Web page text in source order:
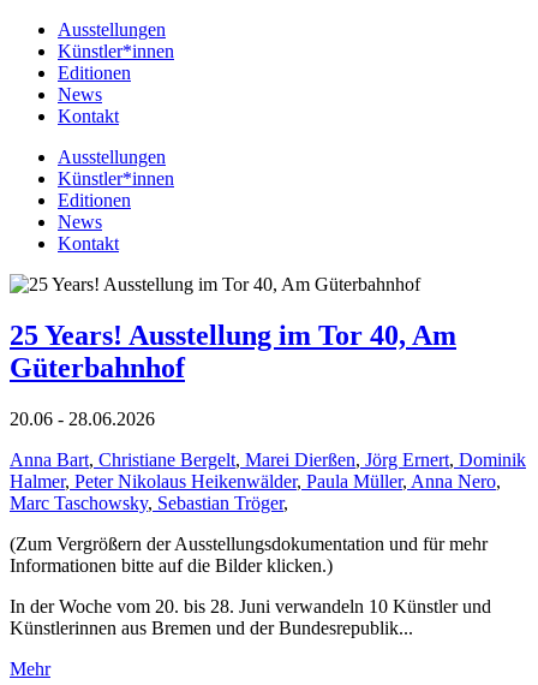
Ausstellungen
Künstler*innen
Editionen
News
Kontakt
Ausstellungen
Künstler*innen
Editionen
News
Kontakt
25 Years! Ausstellung im Tor 40, Am
Güterbahnhof
20.06 - 28.06.2026
Anna Bart, Christiane Bergelt, Marei Dierßen, Jörg Ernert, Dominik
Halmer, Peter Nikolaus Heikenwälder, Paula Müller, Anna Nero,
Marc Taschowsky, Sebastian Tröger,
(Zum Vergrößern der Ausstellungsdokumentation und für mehr
Informationen bitte auf die Bilder klicken.)
In der Woche vom 20. bis 28. Juni verwandeln 10 Künstler und
Künstlerinnen aus Bremen und der Bundesrepublik...
Mehr